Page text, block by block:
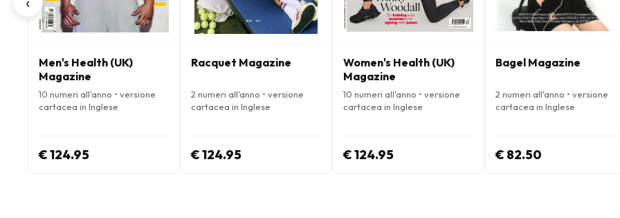
Men's Health (UK)
Magazine
10 numeri all'anno • versione
cartacea in Inglese
€ 124.95
Racquet Magazine
2 numeri all'anno • versione
cartacea in Inglese
€ 124.95
Women's Health (UK)
Magazine
10 numeri all'anno • versione
cartacea in Inglese
€ 124.95
Bagel Magazine
2 numeri all'anno • versione
cartacea in Inglese
€ 82.50